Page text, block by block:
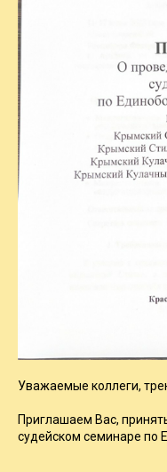
Уважаемые коллеги,
Приглашаем Вас,
судейском семинаре по